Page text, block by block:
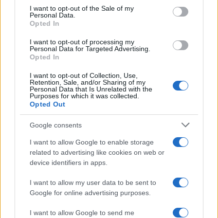
consent section.
I want to opt-out of the Sale of my
Personal Data.
Opted In
I want to opt-out of processing my
Personal Data for Targeted Advertising.
Opted In
I want to opt-out of Collection, Use,
Retention, Sale, and/or Sharing of my
Personal Data that Is Unrelated with the
Purposes for which it was collected.
Opted Out
Google consents
I want to allow Google to enable storage
related to advertising like cookies on web or
device identifiers in apps.
I want to allow my user data to be sent to
Google for online advertising purposes.
I want to allow Google to send me
Γερά οστά σε κάθε ηλικία: Ποιες είναι οι
βιταμίνες που πραγματικά χρειάζεσαι;
04.08.2026